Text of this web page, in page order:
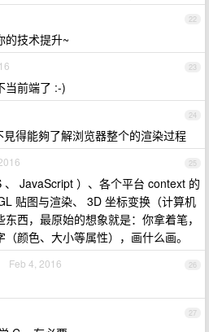
22
的技术提升~
23
当前端了 :-)
24
得能夠了解浏览器整个的渲染过程
25
JavaScript ）、各个平台 context 的
贴图与渲染、 3D 坐标变换（计算机
西，最原始的想象就是：你拿着笔，
颜色、大小等属性），画什么画。
26
Feb 4, 2016
27